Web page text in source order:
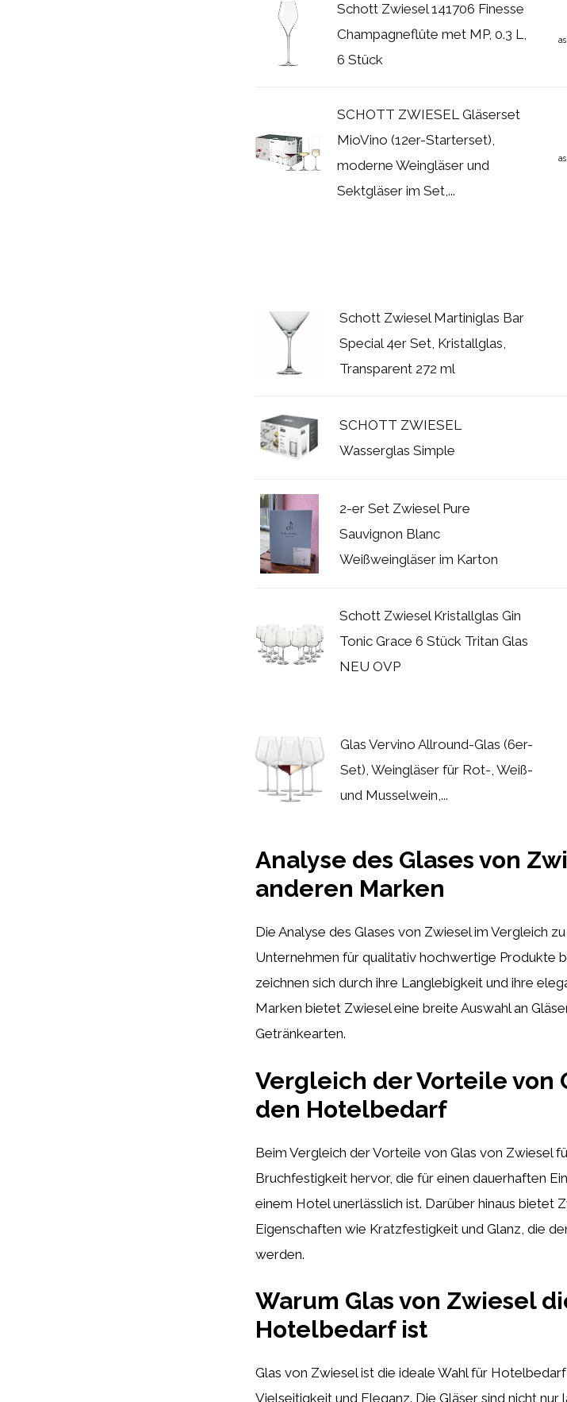
Schott Zwiesel 141706 Finesse
Champagneflûte met MP, 0.3 L,
6 Stück
SCHOTT ZWIESEL Gläserset
MioVino (12er-Starterset),
moderne Weingläser und
Sektgläser im Set,...
Schott Zwiesel Martiniglas Bar
Special 4er Set, Kristallglas,
Transparent 272 ml
SCHOTT ZWIESEL
Wasserglas Simple
2-er Set Zwiesel Pure
Sauvignon Blanc
Weißweingläser im Karton
Schott Zwiesel Kristallglas Gin
Tonic Grace 6 Stück Tritan Glas
NEU OVP
Glas Vervino Allround-Glas (6er-
Set), Weingläser für Rot-, Weiß-
und Musselwein,...
Analyse des Glases von
anderen Marken
Die Analyse des Glases von Zwiesel im Vergleich
Unternehmen für qualitativ hochwertige Produkte
zeichnen sich durch ihre Langlebigkeit und ihre
Marken bietet Zwiesel eine breite Auswahl an
Getränkearten.
Vergleich der Vorteile von
den Hotelbedarf
Beim Vergleich der Vorteile von Glas von Zwiesel
Bruchfestigkeit hervor, die für einen dauerhaften
einem Hotel unerlässlich ist. Darüber hinaus bietet
Eigenschaften wie Kratzfestigkeit und Glanz, die
werden.
Warum Glas von Zwiesel
Hotelbedarf ist
Glas von Zwiesel ist die ideale Wahl für
Vielseitigkeit und Eleganz. Die Gläser sind nicht